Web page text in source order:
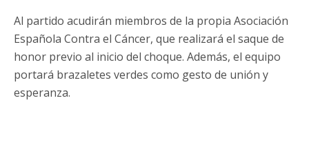
Al partido acudirán miembros de la propia Asociación
Española Contra el Cáncer, que realizará el saque de
honor previo al inicio del choque. Además, el equipo
portará brazaletes verdes como gesto de unión y
esperanza.